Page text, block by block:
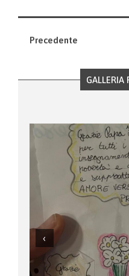
Precedente
GALLERIA